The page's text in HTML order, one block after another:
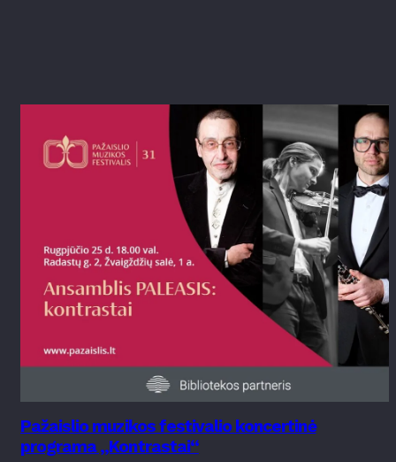
Pažaislio muzikos festivalio koncertinė
programa „Kontrastai“